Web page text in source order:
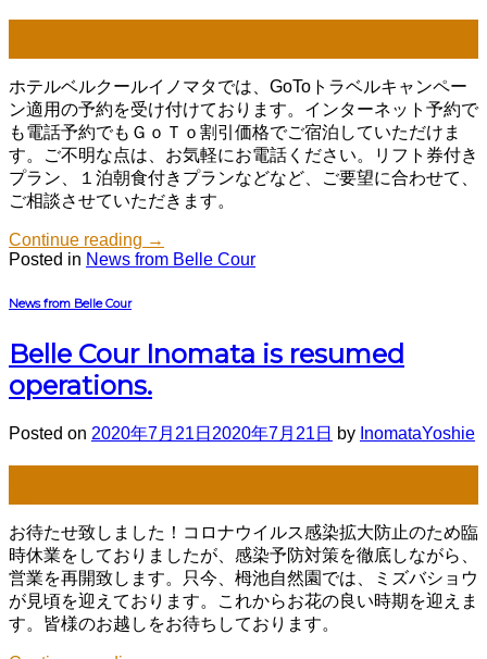
ホテルベルクールイノマタでは、GoToトラベルキャンペー
ン適用の予約を受け付けております。インターネット予約で
も電話予約でもＧｏＴｏ割引価格でご宿泊していただけま
す。ご不明な点は、お気軽にお電話ください。リフト券付き
プラン、１泊朝食付きプランなどなど、ご要望に合わせて、
ご相談させていただきます。
Continue reading →
Posted in News from Belle Cour
News from Belle Cour
Belle Cour Inomata is resumed
operations.
Posted on 2020年7月21日 2020年7月21日 by InomataYoshie
お待たせ致しました！コロナウイルス感染拡大防止のため臨
時休業をしておりましたが、感染予防対策を徹底しながら、
営業を再開致します。只今、栂池自然園では、ミズバショウ
が見頃を迎えております。これからお花の良い時期を迎えま
す。皆様のお越しをお待ちしております。